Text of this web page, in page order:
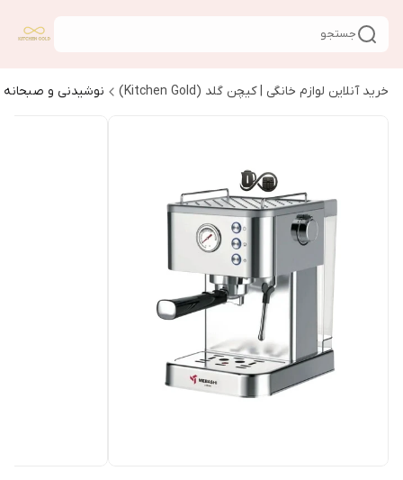
جستجو
خرید آنلاین لوازم خانگی | کیچن گلد (Kitchen Gold) نوشیدنی و صبحانه